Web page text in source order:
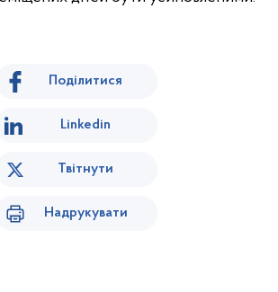
Поділитися
Linkedin
Твітнути
Надрукувати